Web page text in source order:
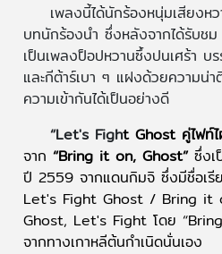
เพลงนี้ได้นักร้องหนุ่มเสียงห
บทนักร้องนำ ซึ่งหลังจากได้รับช
เป็นเพลงป็อปหวานซึ้งปนเศร้า บ
และกีต้าร์เบา ๆ แฝงด้วยความน่
ความเข้ากันได้เป็นอย่างดี
“Let's Fight Ghost คู่ไฟท์ไ
จาก “Bring it on, Ghost”ซึ่งเ
ปี 2559 จากแดนกิมจิ ซึ่งมีชื่อเรี
Let's Fight Ghost / Bring it
Ghost, Let's Fight โดย
จากทางเกาหลีต้นกำเนิดนั่นเอง